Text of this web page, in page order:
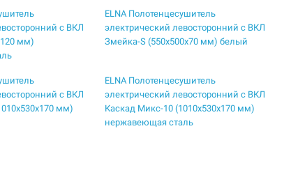
с ВКЛ
мм)
ELNA Полотенцесушитель
электрический левосторонний с ВКЛ
Змейка-S (550х500х70 мм) белый
с ВКЛ
мм)
ELNA Полотенцесушитель
электрический левосторонний с ВКЛ
Каскад Микс-10 (1010х530х170 мм)
нержавеющая сталь